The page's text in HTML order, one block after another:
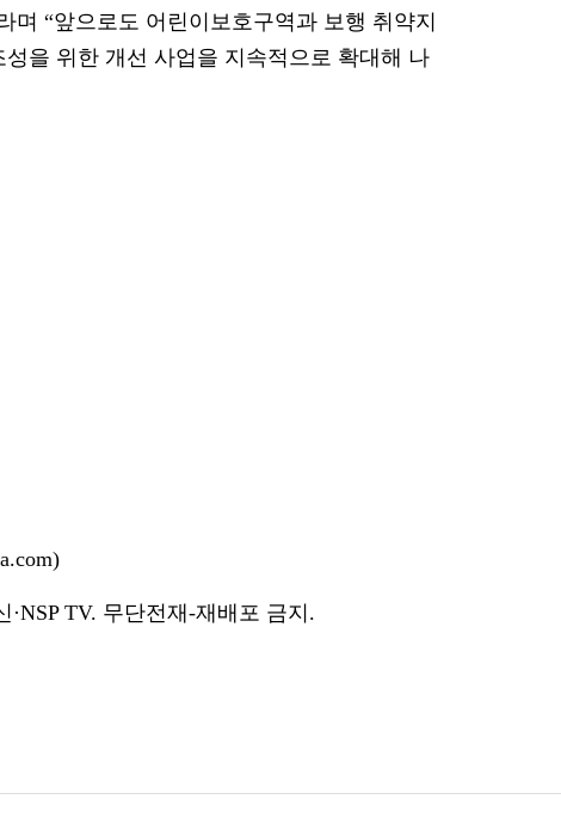
며 “앞으로도 어린이보호구역과 보행 취약지
을 위한 개선 사업을 지속적으로 확대해 나
TV. 무단전재-재배포 금지.